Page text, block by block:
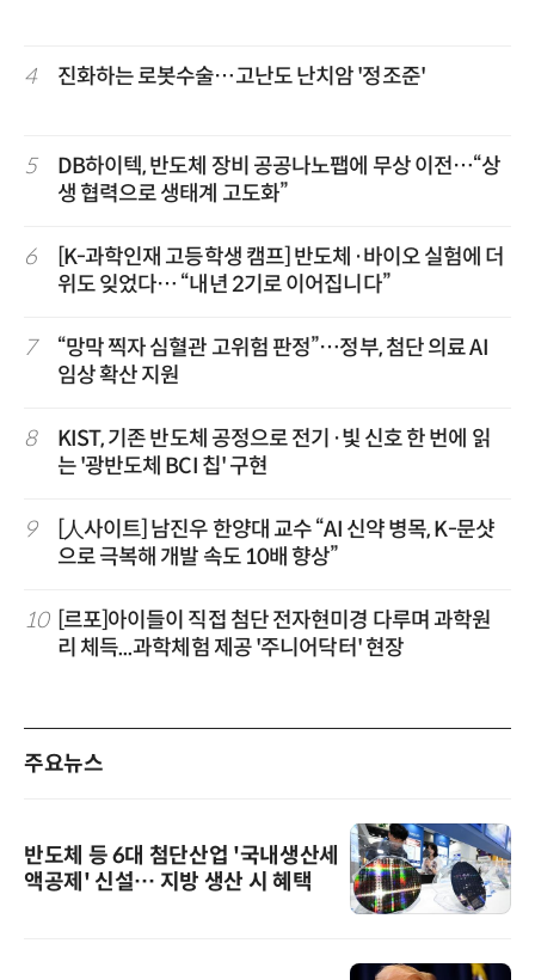
4 진화하는 로봇수술…고난도 난치암 '정조준'
5
DB하이텍, 반도체 장비 공공나노팹에 무상 이전…“상
생 협력으로 생태계 고도화”
6
[K-과학인재 고등학생 캠프] 반도체·바이오 실험에 더
위도 잊었다… “내년 2기로 이어집니다”
7
“망막 찍자 심혈관 고위험 판정”…정부, 첨단 의료 AI
임상 확산 지원
8
KIST, 기존 반도체 공정으로 전기·빛 신호 한 번에 읽
는 '광반도체 BCI 칩' 구현
9
[人사이트] 남진우 한양대 교수 “AI 신약 병목, K-문샷
으로 극복해 개발 속도 10배 향상”
10
[르포]아이들이 직접 첨단 전자현미경 다루며 과학원
리 체득...과학체험 제공 '주니어닥터' 현장
주요뉴스
반도체 등 6대 첨단산업 '국내생산세
액공제' 신설… 지방 생산 시 혜택